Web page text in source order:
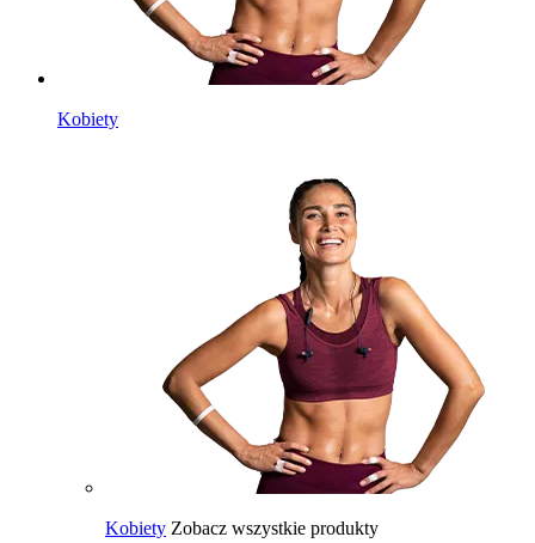
Kobiety
Kobiety Zobacz wszystkie produkty